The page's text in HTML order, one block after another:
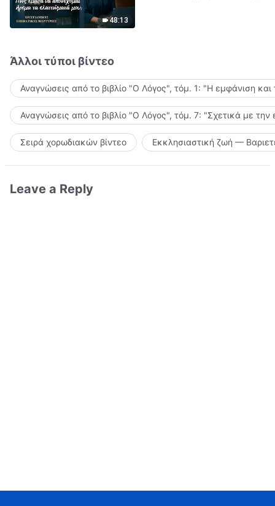
48:13
Άλλοι τύποι βίντεο
Αναγνώσεις από το βιβλίο "Ο Λόγος", τόμ. 1: "Η εμφάνιση
Αναγνώσεις από το βιβλίο "Ο Λόγος", τόμ. 7: "Σχετικά με την
Σειρά χορωδιακών βίντεο Εκκλησιαστική ζωή —
Leave a Reply